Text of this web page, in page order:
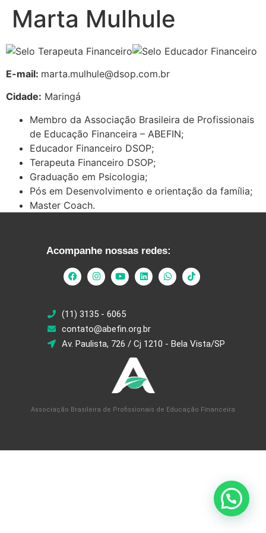
Marta Mulhule
E-mail: marta.mulhule@dsop.com.br
Cidade: Maringá
Membro da Associação Brasileira de Profissionais
de Educação Financeira – ABEFIN;
Educador Financeiro DSOP;
Terapeuta Financeiro DSOP;
Graduação em Psicologia;
Pós em Desenvolvimento e orientação da família;
Master Coach.
Acompanhe nossas redes:
(11) 3135 - 6065
contato@abefin.org.br
Av. Paulista, 726 / Cj 1210 - Bela Vista/SP
Associação Brasileira de Profissionais de Educação Financeira